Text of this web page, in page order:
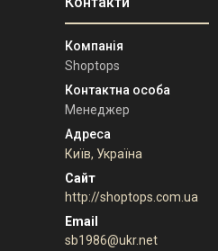
Shoptops
Менеджер
Київ, Україна
http://shoptops.com.ua
sb1986@ukr.net